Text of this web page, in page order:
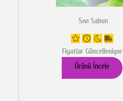
Sıvı Sabun
Fiyatlar Güncelleniyor
Ürünü İncele